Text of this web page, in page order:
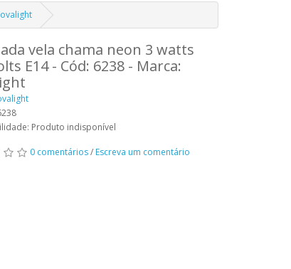
vela chama neon 3 watts
E14 - Cód: 6238 - Marca:
Produto indisponível
0 comentários/ Escreva um comentário